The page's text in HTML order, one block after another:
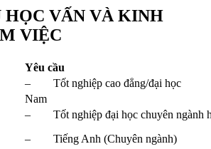
HỌC VẤN VÀ KINH
VIỆC
Yêu cầu
– Tốt nghiệp cao đẳng/đại học
Nam
– Tốt nghiệp đại học chuyên ngành
– Tiếng Anh (Chuyên ngành)